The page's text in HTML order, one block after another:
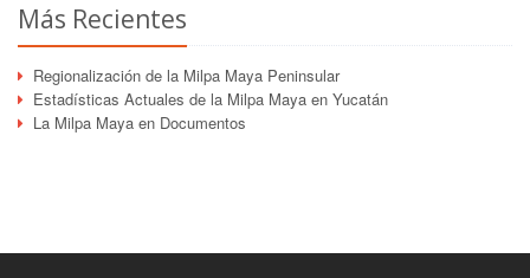
Más Recientes
Regionalización de la Milpa Maya Peninsular
Estadísticas Actuales de la Milpa Maya en Yucatán
La Milpa Maya en Documentos